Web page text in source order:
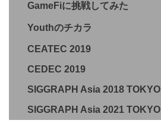
GameFiに挑戦してみた
Youthのチカラ
CEATEC 2019
CEDEC 2019
SIGGRAPH Asia 2018 TOKYO
SIGGRAPH Asia 2021 TOKYO